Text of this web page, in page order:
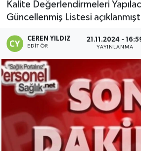
Kalite Değerlendirmeleri
Güncellenmiş Listesi
CEREN YILDIZ
EDITÖR
21.11.2024 -
YAYINLANMA